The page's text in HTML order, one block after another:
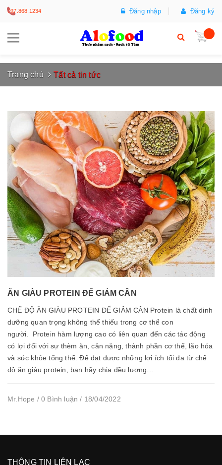
097.868.1234 Đăng nhập Đăng ký
Trang chủ Tất cả tin tức
ĂN GIÀU PROTEIN ĐỂ GIẢM CÂN
CHẾ ĐỘ ĂN GIÀU PROTEIN ĐỂ GIẢM CÂN Protein là chất dinh
dưỡng quan trọng không thể thiếu trong cơ thể con
người. Protein hàm lượng cao có liên quan đến các tác động
có lợi đối với sự thèm ăn, cân nặng, thành phần cơ thể, lão hóa
và sức khỏe tổng thể. Để đạt được những lợi ích tối đa từ chế
độ ăn giàu protein, bạn hãy chia đều lượng...
Mr.Hope / 0 Bình luận / 18/04/2022
THÔNG TIN LIÊN LẠC